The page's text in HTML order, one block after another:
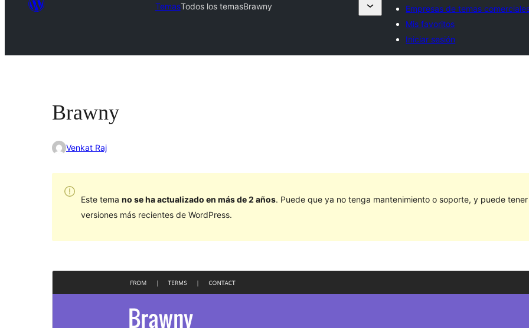
TemasTodos los temasBrawny
Empresas de temas
Mis favoritos
Iniciar sesión
Brawny
Venkat Raj
Este tema no se ha actualizado en más de 2 años. Puede que ya no tenga mantenimiento o soporte, y puede
versiones más recientes de WordPress.